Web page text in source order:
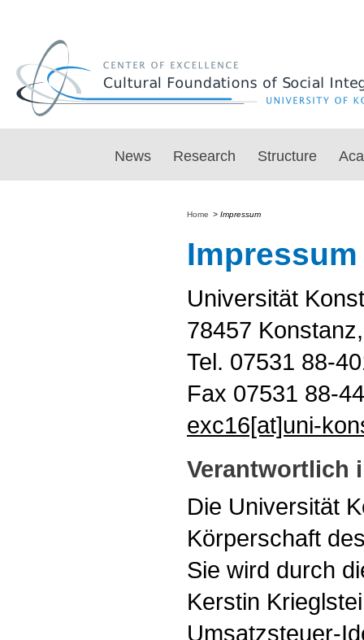
News Research Structure
Home > Impressum
Impressum
Universität
78457
Tel. 07531 88-
Fax 07531 88-
exc16[at]uni-
Verantwortlich
Die Universität
Körperschaft
Sie wird durch
Kerstin
Umsatzsteuer-